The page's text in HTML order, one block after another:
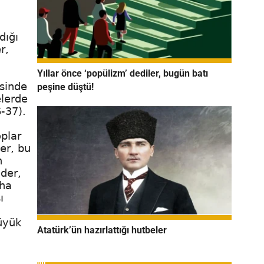
sinde
37).
bu
Yıllar önce ‘popülizm’ dediler, bugün batı
peşine düştü!
Atatürk’ün hazırlattığı hutbeler